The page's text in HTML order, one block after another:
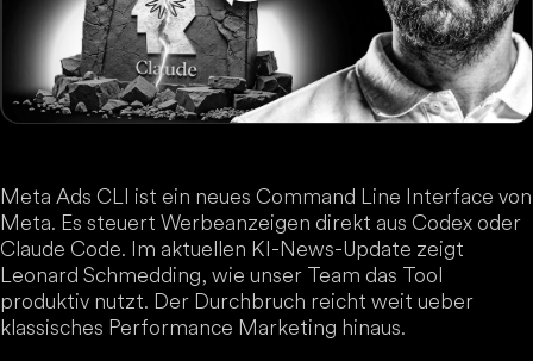
Meta Ads CLI ist ein neues Command Line Interface von
Meta. Es steuert Werbeanzeigen direkt aus Codex oder
Claude Code. Im aktuellen KI-News-Update zeigt
Leonard Schmedding, wie unser Team das Tool
produktiv nutzt. Der Durchbruch reicht weit ueber
klassisches Performance Marketing hinaus.